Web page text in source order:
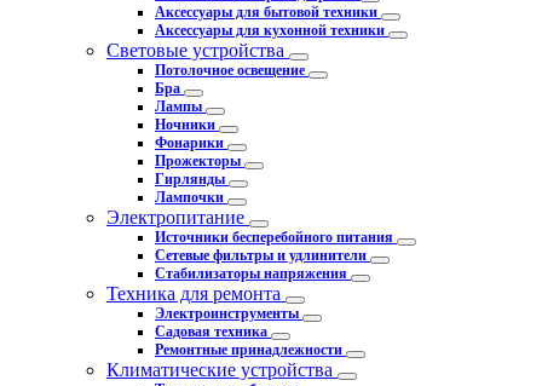
Аксессуары для бытовой техники
Аксессуары для кухонной техники
Световые устройства
Потолочное освещение
Бра
Лампы
Ночники
Фонарики
Прожекторы
Гирлянды
Лампочки
Электропитание
Источники бесперебойного питания
Сетевые фильтры и удлинители
Стабилизаторы напряжения
Техника для ремонта
Электроинструменты
Садовая техника
Ремонтные принадлежности
Климатические устройства